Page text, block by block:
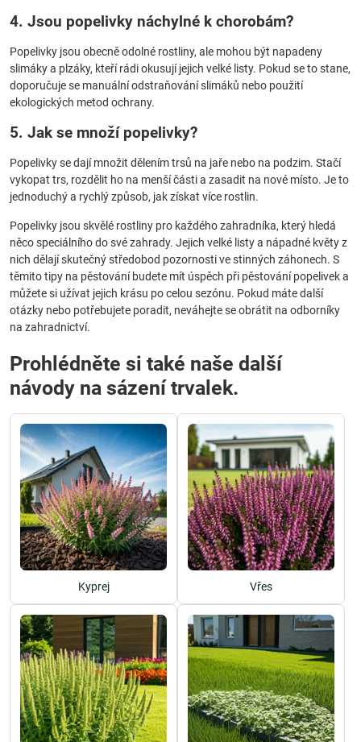
4. Jsou popelivky náchylné k chorobám?
Popelivky jsou obecně odolné rostliny, ale mohou být napadeny
slimáky a plzáky, kteří rádi okusují jejich velké listy. Pokud se to stane,
doporučuje se manuální odstraňování slimáků nebo použití
ekologických metod ochrany.
5. Jak se množí popelivky?
Popelivky se dají množit dělením trsů na jaře nebo na podzim. Stačí
vykopat trs, rozdělit ho na menší části a zasadit na nové místo. Je to
jednoduchý a rychlý způsob, jak získat více rostlin.
Popelivky jsou skvělé rostliny pro každého zahradníka, který hledá
něco speciálního do své zahrady. Jejich velké listy a nápadné květy z
nich dělají skutečný středobod pozornosti ve stinných záhonech. S
těmito tipy na pěstování budete mít úspěch při pěstování popelivek a
můžete si užívat jejich krásu po celou sezónu. Pokud máte další
otázky nebo potřebujete poradit, neváhejte se obrátit na odborníky
na zahradnictví.
Prohlédněte si také naše další
návody na sázení trvalek.
Kyprej Vřes